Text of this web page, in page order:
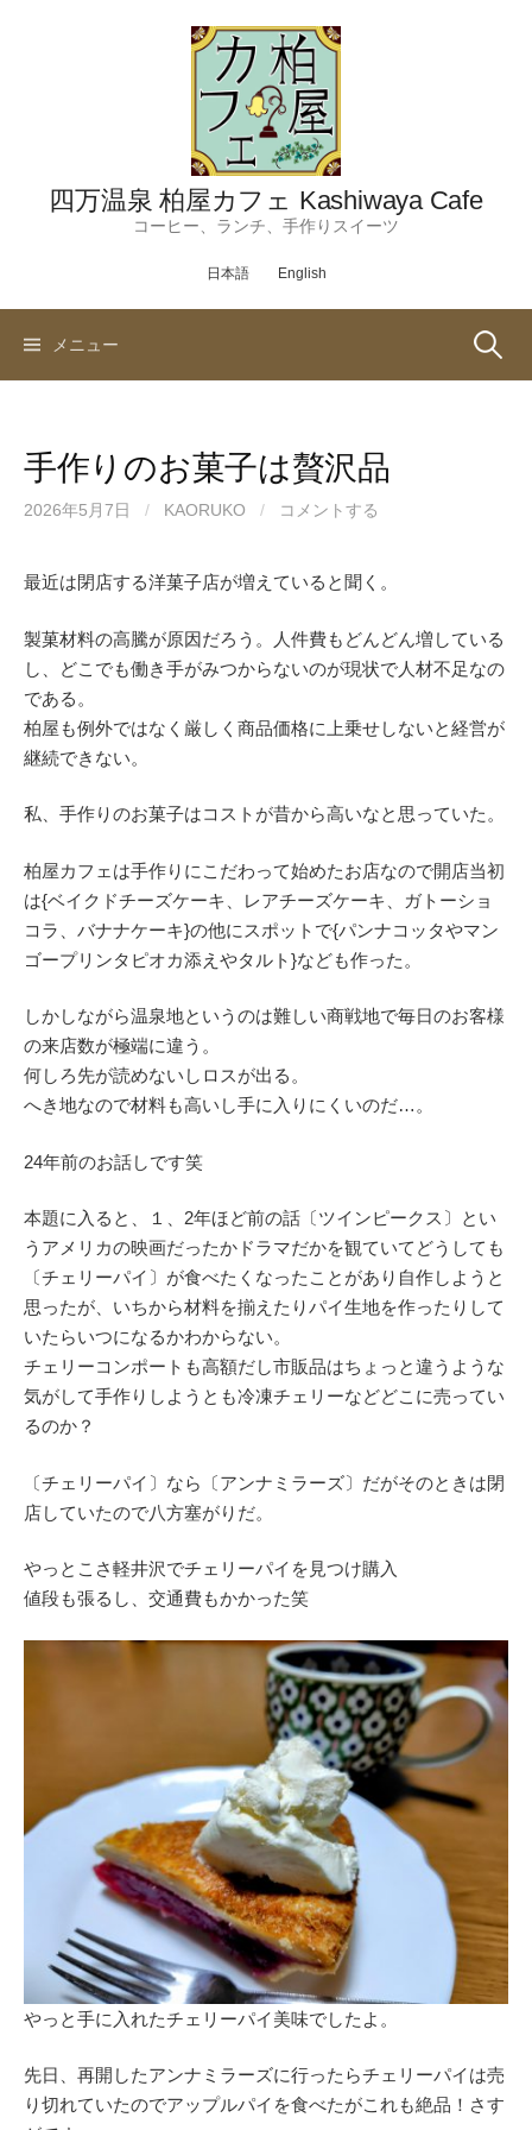
四万温泉 柏屋カフェ Kashiwaya Cafe
コーヒー、ランチ、手作りスイーツ
日本語 English
メニュー 検
手作りのお菓子は贅沢品
2026年5月7日 / KAORUKO / コメントする
最近は閉店する洋菓子店が増えていると聞く。
製菓材料の高騰が原因だろう。人件費もどんどん増している
し、どこでも働き手がみつからないのが現状で人材不足なの
である。
柏屋も例外ではなく厳しく商品価格に上乗せしないと経営が
継続できない。
私、手作りのお菓子はコストが昔から高いなと思っていた。
柏屋カフェは手作りにこだわって始めたお店なので開店当初
は{ベイクドチーズケーキ、レアチーズケーキ、ガトーショ
コラ、バナナケーキ}の他にスポットで{パンナコッタやマン
ゴープリンタピオカ添えやタルト}なども作った。
しかしながら温泉地というのは難しい商戦地で毎日のお客様
の来店数が極端に違う。
何しろ先が読めないしロスが出る。
へき地なので材料も高いし手に入りにくいのだ…。
24年前のお話しです笑
本題に入ると、１、2年ほど前の話〔ツインピークス〕とい
うアメリカの映画だったかドラマだかを観ていてどうしても
〔チェリーパイ〕が食べたくなったことがあり自作しようと
思ったが、いちから材料を揃えたりパイ生地を作ったりして
いたらいつになるかわからない。
チェリーコンポートも高額だし市販品はちょっと違うような
気がして手作りしようとも冷凍チェリーなどどこに売ってい
るのか？
〔チェリーパイ〕なら〔アンナミラーズ〕だがそのときは閉
店していたので八方塞がりだ。
やっとこさ軽井沢でチェリーパイを見つけ購入
値段も張るし、交通費もかかった笑
やっと手に入れたチェリーパイ美味でしたよ。
先日、再開したアンナミラーズに行ったらチェリーパイは売
り切れていたのでアップルパイを食べたがこれも絶品！さす